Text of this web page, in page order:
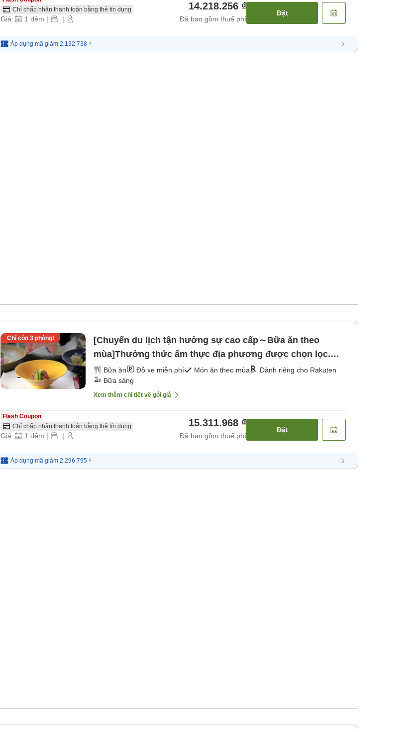
Chỉ chấp nhận thanh toán bằng thẻ tín dụng
Giá: 1 đêm | |
14.218.256 ₫
Đã bao gồm thuế phí
Đặt
Áp dụng mã giảm 2.132.738 ₫
Chỉ còn 3phòng!
[Chuyến du lịch tận hưởng sự cao cấp～Bữa ăn theo
mùa]Thưởng thức ẩm thực địa phương được chọn lọc.
[Bữa sáng] [Bữa tối]
Bữa ăn Đỗ xe miễn phí Món ăn theo mùa
Dành riêng cho Rakuten
Bữa sáng
Xem thêm chi tiết về gói giá
Flash Coupon
Chỉ chấp nhận thanh toán bằng thẻ tín dụng
Giá: 1 đêm | |
15.311.968 ₫
Đã bao gồm thuế phí
Đặt
Áp dụng mã giảm 2.296.795 ₫